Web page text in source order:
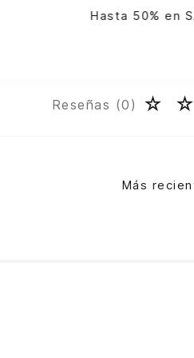
50% en SALE |Comprar
Reseñas (0 ) ☆ ☆
Más